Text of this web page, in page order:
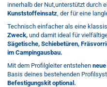
innerhalb der Nut,unterstützt durch
Kunststoffeinsatz, der für eine
Technisch einfacher als eine
Zweck, und damit ideal für
Sägetische, Schiebetüren,
im Campingausbau.
Mit dem Profilgleiter entstehen
Basis deines bestehenden
Befestigungskit optional.